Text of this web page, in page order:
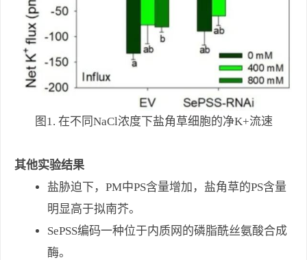
图1. 在不同NaCl浓度下盐角草细胞的净K+流速
其他实验结果
盐胁迫下，PM中PS含量增加，盐角草的PS含量
明显高于拟南芥。
SePSS编码一种位于内质网的磷脂酰丝氨酸合成
酶。